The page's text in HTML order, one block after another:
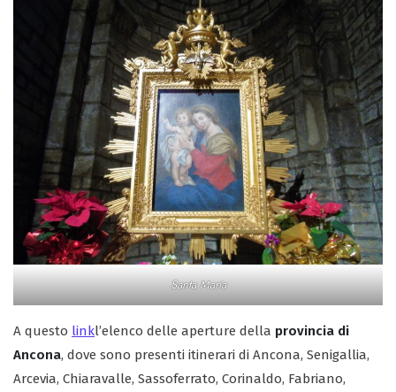
Santa Maria
A questo linkl’elenco delle aperture della provincia di
Ancona, dove sono presenti itinerari di Ancona, Senigallia,
Arcevia, Chiaravalle, Sassoferrato, Corinaldo, Fabriano,